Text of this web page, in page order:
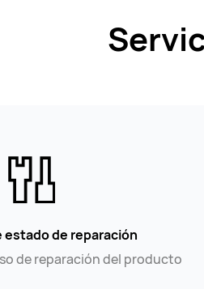
estado de reparación
de reparación del producto